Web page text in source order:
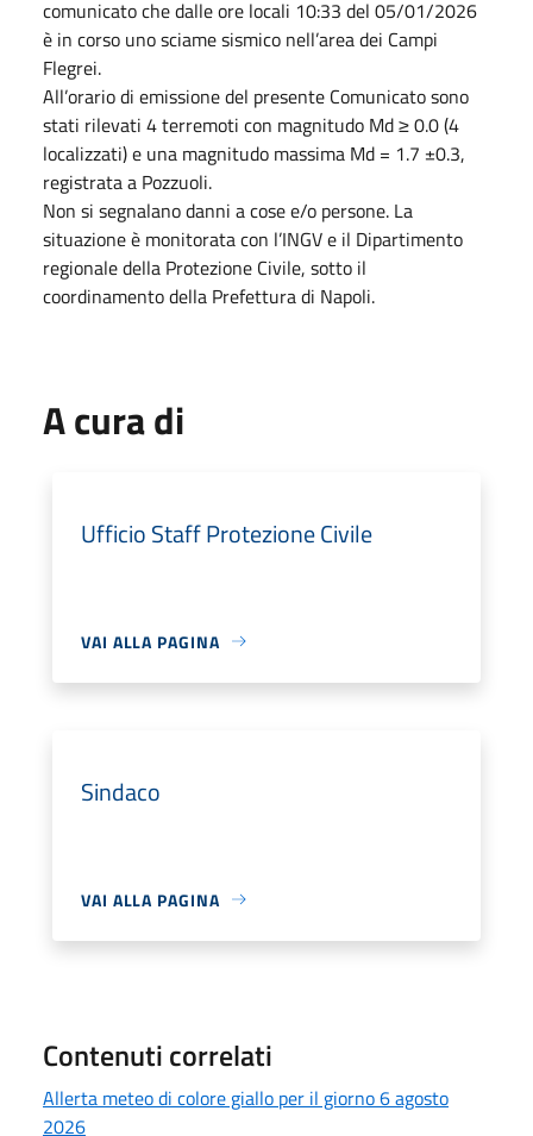
comunicato che dalle ore locali 10:33 del 05/01/2026
è in corso uno sciame sismico nell’area dei Campi
Flegrei.
All’orario di emissione del presente Comunicato sono
stati rilevati 4 terremoti con magnitudo Md ≥ 0.0 (4
localizzati) e una magnitudo massima Md = 1.7 ±0.3,
registrata a Pozzuoli.
Non si segnalano danni a cose e/o persone. La
situazione è monitorata con l’INGV e il Dipartimento
regionale della Protezione Civile, sotto il
coordinamento della Prefettura di Napoli.
A cura di
Ufficio Staff Protezione Civile
VAI ALLA PAGINA
Sindaco
VAI ALLA PAGINA
Contenuti correlati
Allerta meteo di colore giallo per il giorno 6 agosto
2026